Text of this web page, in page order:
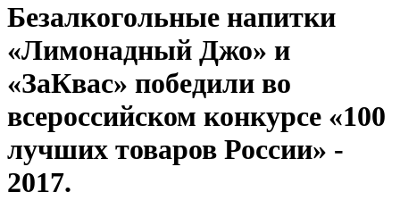
Безалкогольные напитки
«Лимонадный Джо» и
«ЗаКвас» победили во
всероссийском конкурсе «100
лучших товаров России» -
2017.